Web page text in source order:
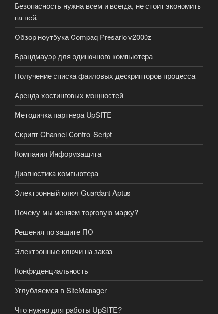
Безопасность нужна всем и всегда, не стоит экономить
на ней.
Обзор ноутбука Compaq Presario v2000z
Брандмауэр для одиночного компьютера
Получение списка файловых дескрипторов процесса
Аренда хостинговых мощностей
Методичка партнера UpSITE
Скрипт Channel Control Script
Компания Информзащита
Диагностика компьютера
Электронный ключ Guardant Aptus
Почему мы меняем торговую марку?
Решения по защите ПО
Электронные ключи на заказ
Конфиденциальность
Углубляемся в SiteManager
Что нужно для работы UpSITE?